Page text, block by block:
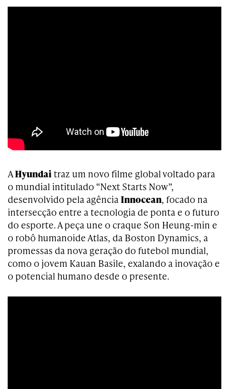
AHyundaitraz um novo filme global voltado para
o mundial intitulado “Next Starts Now”,
desenvolvido pela agênciaInnocean, focado na
intersecção entre a tecnologia de ponta e o futuro
do esporte. A peça une o craque Son Heung-min e
o robô humanoide Atlas, da Boston Dynamics, a
promessas da nova geração do futebol mundial,
como o jovem Kauan Basile, exalando a inovação e
o potencial humano desde o presente.